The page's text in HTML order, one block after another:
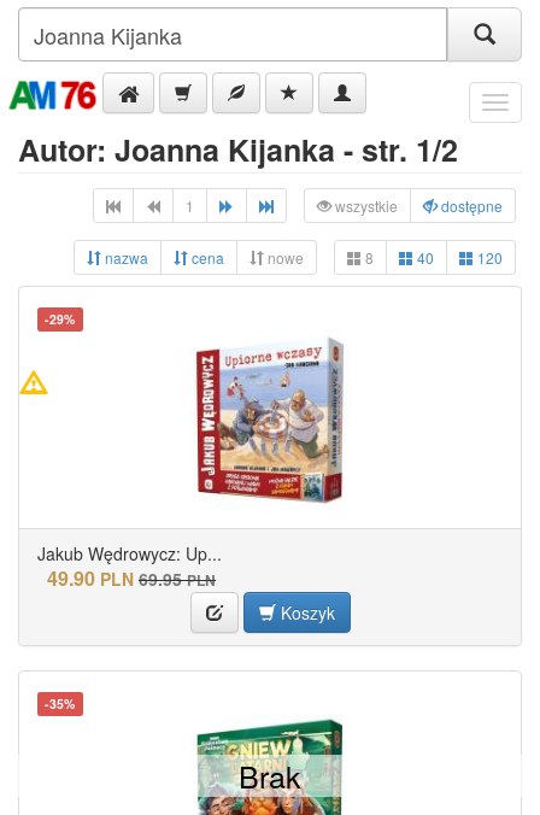
Menu
Autor: Joanna Kijanka - str. 1/2
1 wszystkie dostępne
nazwa cena nowe 8 40 120
-29%
Jakub Wędrowycz: Up...
49.90 PLN 69.95 PLN
Koszyk
-35%
Brak